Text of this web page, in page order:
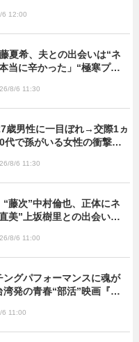
6 12:00
夏希、夫との出会いは“ネ
当に辛かった」“極寒プロ
8/6 11:30
歳男性に一目ぼれ→交際1ヵ
で孫がいる女性の衝撃半
8/6 11:30
“藤次”中村倫也、正体にネ
美”上坂樹里との出会いに
8/6 11:00
ングパフォーマンスに魂が
発の青春“部活”映画『進
6 11:00